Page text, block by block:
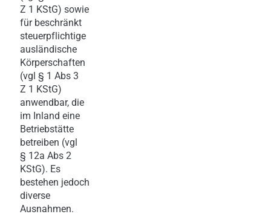
Z 1 KStG) sowie
für beschränkt
steuerpflichtige
ausländische
Körperschaften
(vgl § 1 Abs 3
Z 1 KStG)
anwendbar, die
im Inland eine
Betriebstätte
betreiben (vgl
§ 12a Abs 2
KStG). Es
bestehen jedoch
diverse
Ausnahmen.